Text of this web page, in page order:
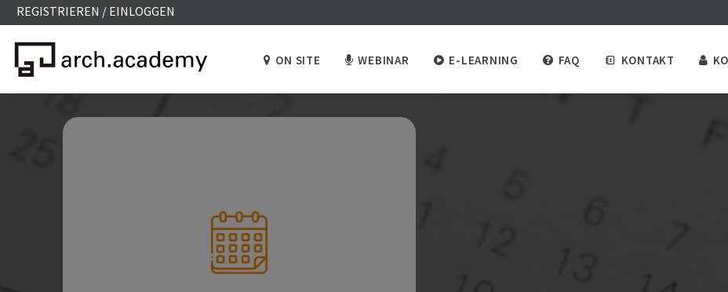
REGISTRIEREN / EINLOGGEN
ON SITE WEBINAR E-LEARNING FAQ KONTAKT